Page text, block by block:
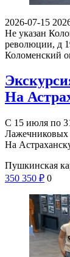
2026-07-15
Не указан
революции, д
Коломенский
На
С 15 июля по
Лажечниковых
На
Пушкинская
350 350 ₽ 0